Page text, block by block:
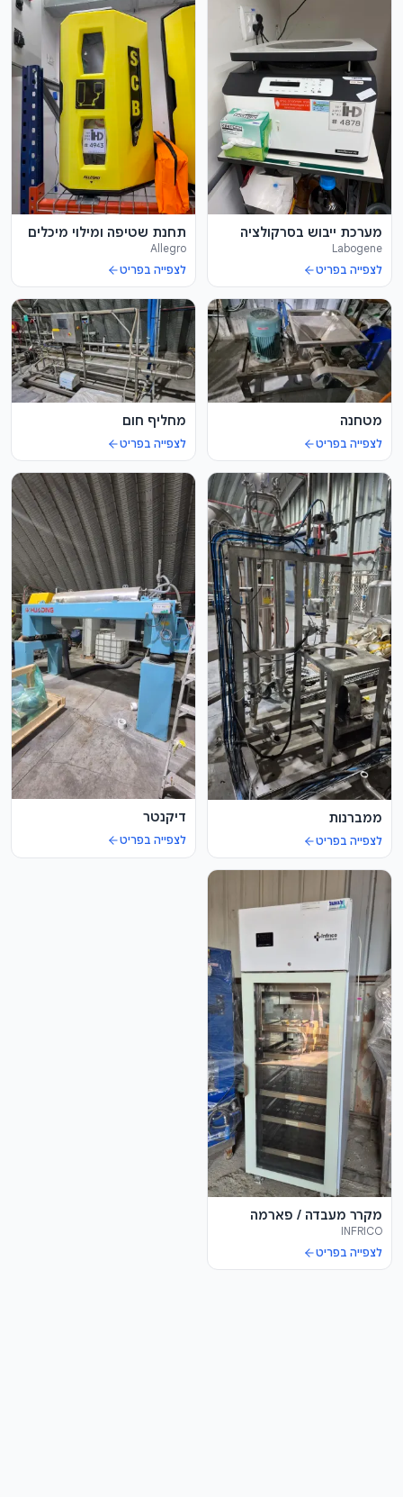
מערכת ייבוש בסרקולציה
Labogene
לצפייה בפריט
תחנת שטיפה ומילוי מיכלים
Allegro
לצפייה בפריט
מטחנה
לצפייה בפריט
מחליף חום
לצפייה בפריט
ממברנות
לצפייה בפריט
דיקנטר
לצפייה בפריט
מקרר מעבדה / פארמה
INFRICO
לצפייה בפריט